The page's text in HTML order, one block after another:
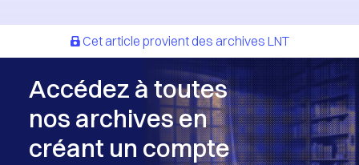
Cet article provient des archives LNT
Accédez à toutes
nos archives en
créant un compte